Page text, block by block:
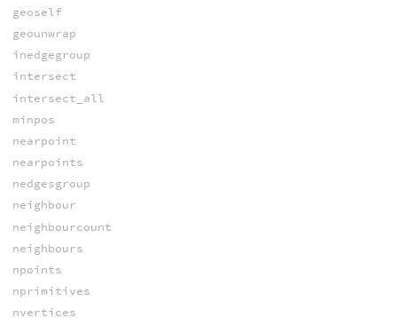
geoself
geounwrap
inedgegroup
intersect
intersect_all
minpos
nearpoint
nearpoints
nedgesgroup
neighbour
neighbourcount
neighbours
npoints
nprimitives
nvertices